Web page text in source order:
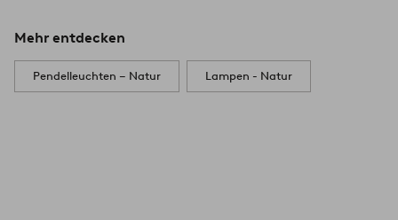
Mehr entdecken
Pendelleuchten – Natur Lampen - Natur